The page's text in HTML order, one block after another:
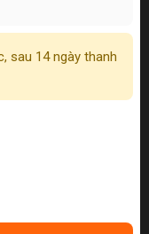
sau 14 ngày thanh